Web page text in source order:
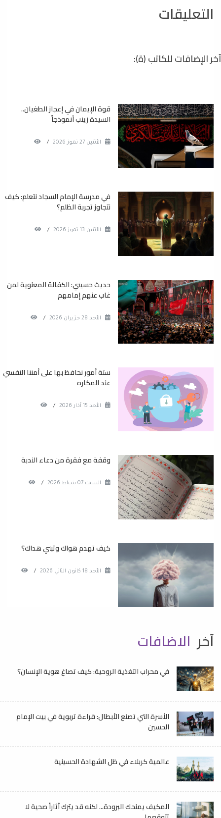
التعليقات
آخر الإضافات للكاتب (ة):
قوة الإيمان في إعجاز الطغيان..
السيدة زينب أنموذجاً
الأثنين 27 تموز 2026 /
في مدرسة الإمام السجاد نتعلم: كيف
نتجاوز تجربة الظلم؟
الأثنين 13 تموز 2026 /
حديث حسيني: الكفالة المعنوية لمن
غاب عنهم إمامهم
الأحد 28 حزيران 2026 /
ستة أمور نحافظ بها على أمننا النفسي
عند المكاره
الأحد 15 آذار 2026 /
وقفة مع فقرة من دعاء الندبة
السبت 07 شباط 2026 /
كيف تهدم هواك وتبني هداك؟
الأحد 18 كانون الثاني 2026 /
آخر الاضافات
في محراب التغذية الروحية: كيف تصاغ هوية الإنسان؟
الأسرة التي تصنع الأبطال: قراءة تربوية في بيت الإمام
الحسين
عالمية كربلاء في ظل الشهادة الحسينية
المكيف يمنحك البرودة... لكنه قد يترك آثاراً صحية لا